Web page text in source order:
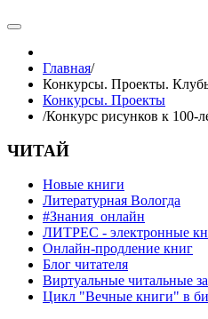
Главная/
Конкурсы. Проекты.
Конкурсы. Проекты
/Конкурс рисунков к 100-
ЧИТАЙ
Новые книги
Литературная Вологда
#Знания_онлайн
ЛИТРЕС - электронные
Онлайн-продление книг
Блог читателя
Виртуальные читальные
Цикл "Вечные книги" в